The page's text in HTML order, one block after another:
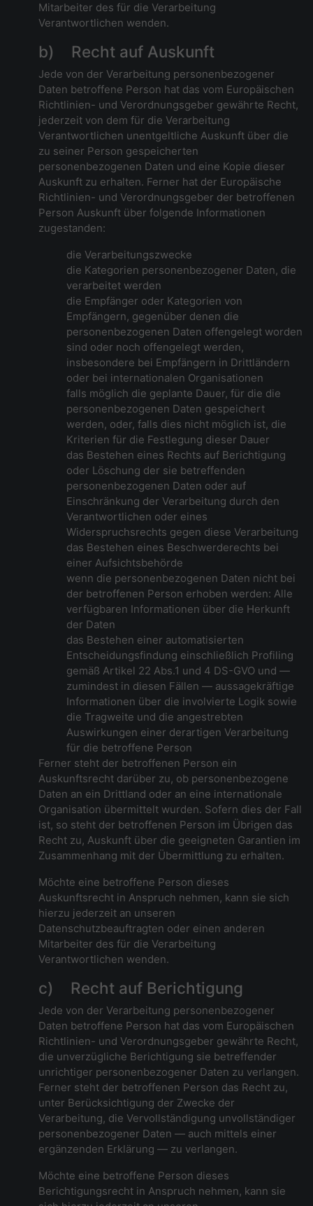
Mitarbeiter des für die Verarbeitung
Verantwortlichen wenden.
b) Recht auf Auskunft
Jede von der Verarbeitung personenbezogener
Daten betroffene Person hat das vom Europäischen
Richtlinien- und Verordnungsgeber gewährte Recht,
jederzeit von dem für die Verarbeitung
Verantwortlichen unentgeltliche Auskunft über die
zu seiner Person gespeicherten
personenbezogenen Daten und eine Kopie dieser
Auskunft zu erhalten. Ferner hat der Europäische
Richtlinien- und Verordnungsgeber der betroffenen
Person Auskunft über folgende Informationen
zugestanden:
die Verarbeitungszwecke
die Kategorien personenbezogener Daten, die
verarbeitet werden
die Empfänger oder Kategorien von
Empfängern, gegenüber denen die
personenbezogenen Daten offengelegt worden
sind oder noch offengelegt werden,
insbesondere bei Empfängern in Drittländern
oder bei internationalen Organisationen
falls möglich die geplante Dauer, für die die
personenbezogenen Daten gespeichert
werden, oder, falls dies nicht möglich ist, die
Kriterien für die Festlegung dieser Dauer
das Bestehen eines Rechts auf Berichtigung
oder Löschung der sie betreffenden
personenbezogenen Daten oder auf
Einschränkung der Verarbeitung durch den
Verantwortlichen oder eines
Widerspruchsrechts gegen diese Verarbeitung
das Bestehen eines Beschwerderechts bei
einer Aufsichtsbehörde
wenn die personenbezogenen Daten nicht bei
der betroffenen Person erhoben werden: Alle
verfügbaren Informationen über die Herkunft
der Daten
das Bestehen einer automatisierten
Entscheidungsfindung einschließlich Profiling
gemäß Artikel 22 Abs.1 und 4 DS-GVO und —
zumindest in diesen Fällen — aussagekräftige
Informationen über die involvierte Logik sowie
die Tragweite und die angestrebten
Auswirkungen einer derartigen Verarbeitung
für die betroffene Person
Ferner steht der betroffenen Person ein
Auskunftsrecht darüber zu, ob personenbezogene
Daten an ein Drittland oder an eine internationale
Organisation übermittelt wurden. Sofern dies der Fall
ist, so steht der betroffenen Person im Übrigen das
Recht zu, Auskunft über die geeigneten Garantien im
Zusammenhang mit der Übermittlung zu erhalten.
Möchte eine betroffene Person dieses
Auskunftsrecht in Anspruch nehmen, kann sie sich
hierzu jederzeit an unseren
Datenschutzbeauftragten oder einen anderen
Mitarbeiter des für die Verarbeitung
Verantwortlichen wenden.
c) Recht auf Berichtigung
Jede von der Verarbeitung personenbezogener
Daten betroffene Person hat das vom Europäischen
Richtlinien- und Verordnungsgeber gewährte Recht,
die unverzügliche Berichtigung sie betreffender
unrichtiger personenbezogener Daten zu verlangen.
Ferner steht der betroffenen Person das Recht zu,
unter Berücksichtigung der Zwecke der
Verarbeitung, die Vervollständigung unvollständiger
personenbezogener Daten — auch mittels einer
ergänzenden Erklärung — zu verlangen.
Möchte eine betroffene Person dieses
Berichtigungsrecht in Anspruch nehmen, kann sie